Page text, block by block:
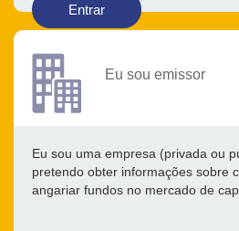
Entrar
Eu sou emissor
Eu sou uma empresa (privada ou
pretendo obter informações sobre
angariar fundos no mercado de